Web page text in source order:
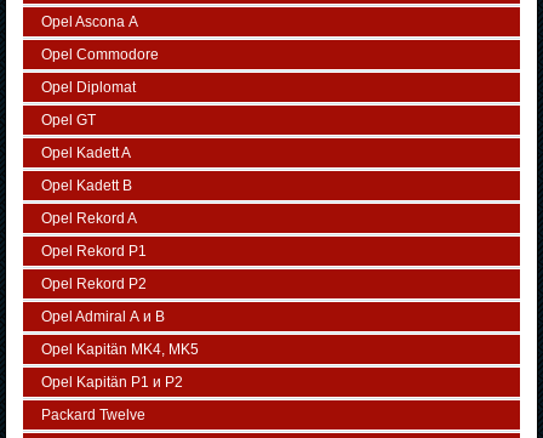
Opel Ascona А
Opel Commodore
Opel Diplomat
Opel GT
Opel Kadett A
Opel Kadett B
Opel Rekord A
Opel Rekord P1
Opel Rekord P2
Opel Admiral А и В
Opel Kapitän MK4, MK5
Opel Kapitän P1 и P2
Packard Twelve